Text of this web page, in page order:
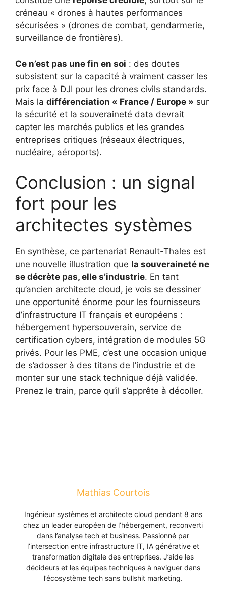
créneau « drones à hautes performances
sécurisées » (drones de combat, gendarmerie,
surveillance de frontières).
Ce n’est pas une fin en soi : des doutes
subsistent sur la capacité à vraiment casser les
prix face à DJI pour les drones civils standards.
Mais la différenciation « France / Europe » sur
la sécurité et la souveraineté data devrait
capter les marchés publics et les grandes
entreprises critiques (réseaux électriques,
nucléaire, aéroports).
Conclusion : un signal
fort pour les
architectes systèmes
En synthèse, ce partenariat Renault-Thales est
une nouvelle illustration que la souveraineté ne
se décrète pas, elle s’industrie. En tant
qu’ancien architecte cloud, je vois se dessiner
une opportunité énorme pour les fournisseurs
d’infrastructure IT français et européens :
hébergement hypersouverain, service de
certification cybers, intégration de modules 5G
privés. Pour les PME, c’est une occasion unique
de s’adosser à des titans de l’industrie et de
monter sur une stack technique déjà validée.
Prenez le train, parce qu’il s’apprête à décoller.
Mathias Courtois
Ingénieur systèmes et architecte cloud pendant 8 ans
chez un leader européen de l’hébergement, reconverti
dans l’analyse tech et business. Passionné par
l’intersection entre infrastructure IT, IA générative et
transformation digitale des entreprises. J’aide les
décideurs et les équipes techniques à naviguer dans
l’écosystème tech sans bullshit marketing.